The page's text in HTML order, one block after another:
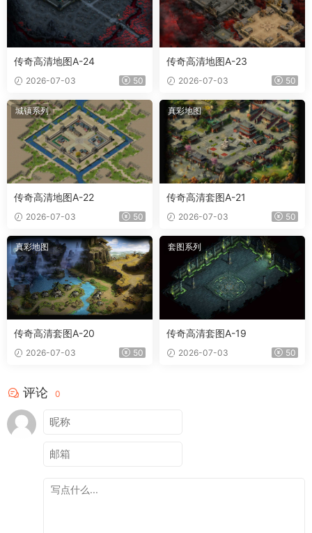
传奇高清地图A-24
2026-07-03 50
传奇高清地图A-23
2026-07-03 50
城镇系列
传奇高清地图A-22
2026-07-03 50
真彩地图
传奇高清套图A-21
2026-07-03 50
真彩地图
传奇高清套图A-20
2026-07-03 50
套图系列
传奇高清套图A-19
2026-07-03 50
评论 0